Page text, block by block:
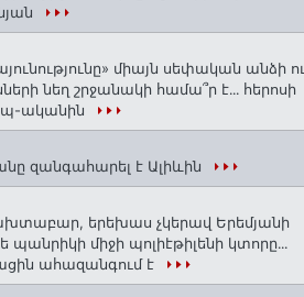
միայն սեփական անձի ու
նեղ շրջանակի համա՞ր է․․․ հերոսի
ականին
զանգահարել է Ալիևին
երեխաս չկերավ Երեմյանի
պանրիկի միջի պոլիէթիլենի կտորը․․․
ահազանգում է